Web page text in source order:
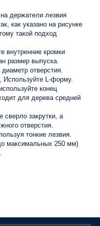
держатели лезвия
как указано на рисунке
такой подход
внутренние кромки
размер выпуска.
отверстия.
Используйте L-форму.
конец
для дерева средней
сверло закрутки, а
отверстия.
тонкие лезвия.
максимальных 250 мм)